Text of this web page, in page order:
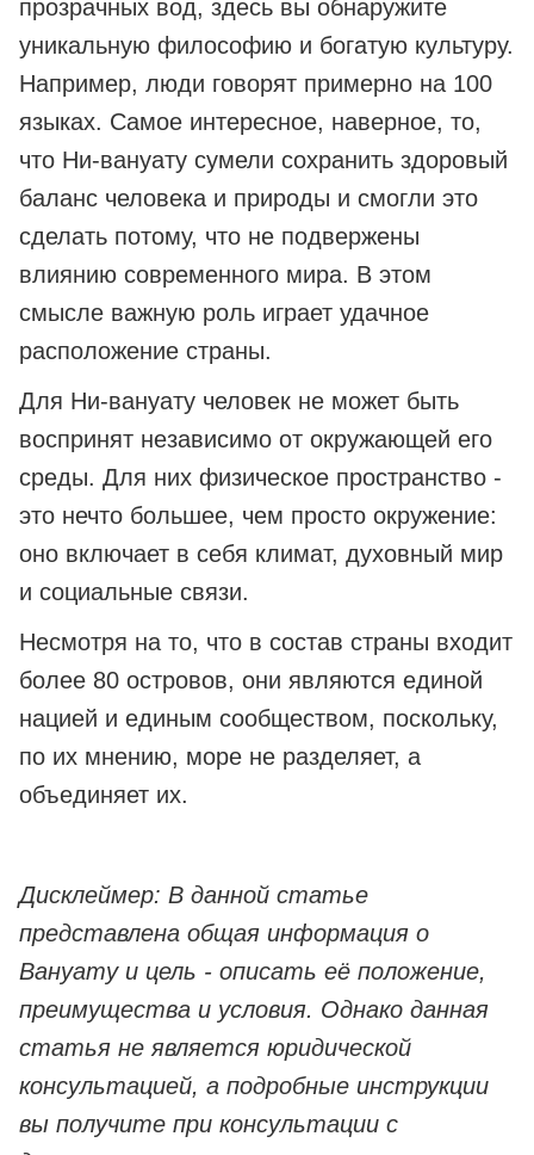
прозрачных вод, здесь вы обнаружите
уникальную философию и богатую культуру.
Например, люди говорят примерно на 100
языках. Самое интересное, наверное, то,
что Ни-вануату сумели сохранить здоровый
баланс человека и природы и смогли это
сделать потому, что не подвержены
влиянию современного мира. В этом
смысле важную роль играет удачное
расположение страны.
Для Ни-вануату человек не может быть
воспринят независимо от окружающей его
среды. Для них физическое пространство -
это нечто большее, чем просто окружение:
оно включает в себя климат, духовный мир
и социальные связи.
Несмотря на то, что в состав страны входит
более 80 островов, они являются единой
нацией и единым сообществом, поскольку,
по их мнению, море не разделяет, а
объединяет их.
Дисклеймер: В данной статье
представлена общая информация о
Вануату и цель - описать её положение,
преимущества и условия. Однако данная
статья не является юридической
консультацией, а подробные инструкции
вы получите при консультации с